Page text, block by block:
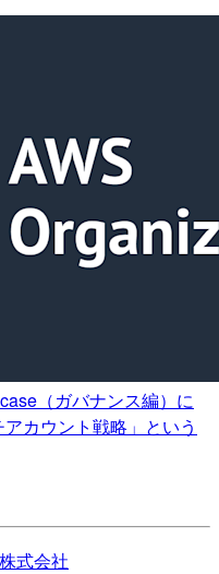
（ガバナンス編）に
カウント戦略」という
式会社